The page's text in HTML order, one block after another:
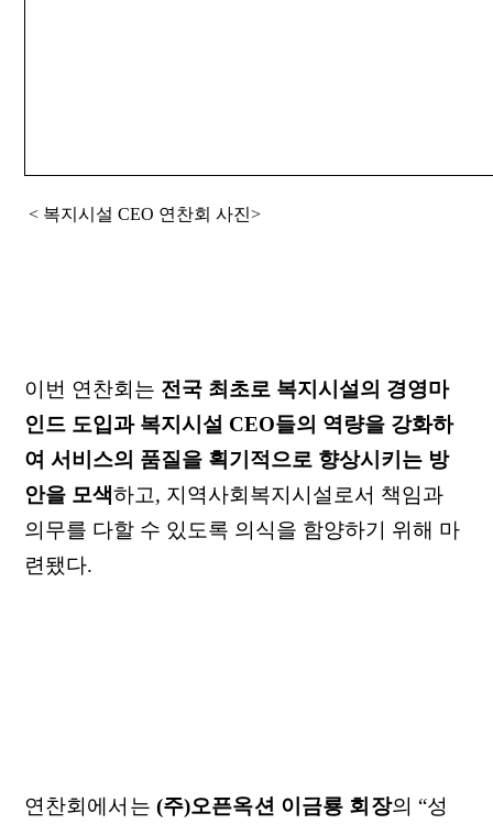
< 복지시설 CEO 연찬회 사진>
이번 연찬회는 전국 최초로 복지시설의 경영마
인드 도입과 복지시설 CEO들의 역량을 강화하
여 서비스의 품질을 획기적으로 향상시키는 방
안을 모색하고, 지역사회복지시설로서 책임과
의무를 다할 수 있도록 의식을 함양하기 위해 마
련됐다.
연찬회에서는 (주)오픈옥션 이금룡 회장의 “성